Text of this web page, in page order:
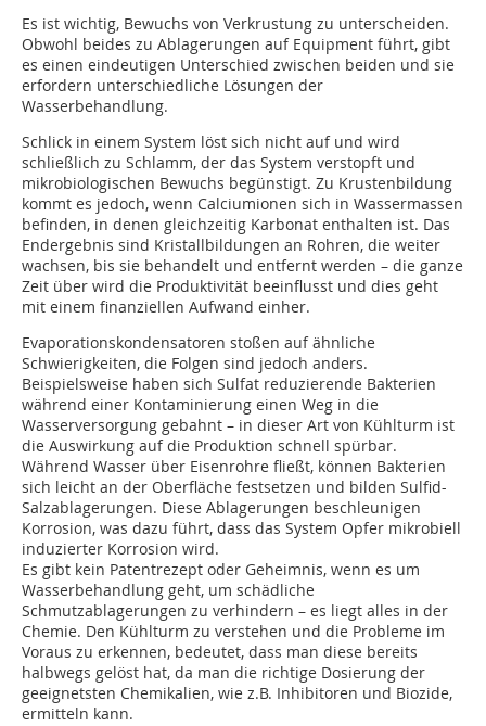
Es ist wichtig, Bewuchs von Verkrustung zu unterscheiden.
Obwohl beides zu Ablagerungen auf Equipment führt, gibt
es einen eindeutigen Unterschied zwischen beiden und sie
erfordern unterschiedliche Lösungen der
Wasserbehandlung.
Schlick in einem System löst sich nicht auf und wird
schließlich zu Schlamm, der das System verstopft und
mikrobiologischen Bewuchs begünstigt. Zu Krustenbildung
kommt es jedoch, wenn Calciumionen sich in Wassermassen
befinden, in denen gleichzeitig Karbonat enthalten ist. Das
Endergebnis sind Kristallbildungen an Rohren, die weiter
wachsen, bis sie behandelt und entfernt werden – die ganze
Zeit über wird die Produktivität beeinflusst und dies geht
mit einem finanziellen Aufwand einher.
Evaporationskondensatoren stoßen auf ähnliche
Schwierigkeiten, die Folgen sind jedoch anders.
Beispielsweise haben sich Sulfat reduzierende Bakterien
während einer Kontaminierung einen Weg in die
Wasserversorgung gebahnt – in dieser Art von Kühlturm ist
die Auswirkung auf die Produktion schnell spürbar.
Während Wasser über Eisenrohre fließt, können Bakterien
sich leicht an der Oberfläche festsetzen und bilden Sulfid-
Salzablagerungen. Diese Ablagerungen beschleunigen
Korrosion, was dazu führt, dass das System Opfer mikrobiell
induzierter Korrosion wird.
Es gibt kein Patentrezept oder Geheimnis, wenn es um
Wasserbehandlung geht, um schädliche
Schmutzablagerungen zu verhindern – es liegt alles in der
Chemie. Den Kühlturm zu verstehen und die Probleme im
Voraus zu erkennen, bedeutet, dass man diese bereits
halbwegs gelöst hat, da man die richtige Dosierung der
geeignetsten Chemikalien, wie z.B. Inhibitoren und Biozide,
ermitteln kann.